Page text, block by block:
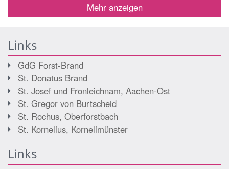
Mehr anzeigen
Links
GdG Forst-Brand
St. Donatus Brand
St. Josef und Fronleichnam, Aachen-Ost
St. Gregor von Burtscheid
St. Rochus, Oberforstbach
St. Kornelius, Kornelimünster
Links